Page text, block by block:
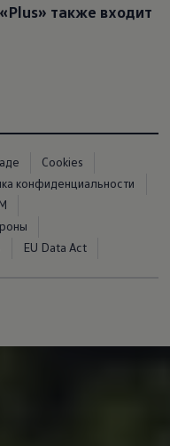
также входит
Cookies
конфиденциальности
EU Data Act